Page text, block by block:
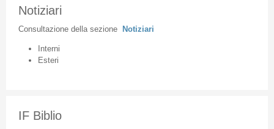
Notiziari
Consultazione della sezione Notiziari
Interni
Esteri
IF Biblio